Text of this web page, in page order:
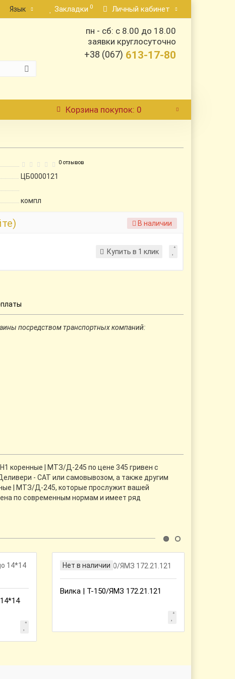
Язык Закладки 0 Личный кабинет
пн - сб: с 8.00 до 18.00
заявки круглосуточно
+38 (067) 613-17-80
Корзинапокупок: 0
0 отзывов
ЦБ0000121
компл
В наличии
Купить в 1 клик
посредством транспортных компаний:
коренные | МТЗ/Д-245 по цене 345 гривен с
- CАТ или самовывозом, а также другим
| МТЗ/Д-245, которые прослужит вашей
по современным нормам и имеет ряд
Нет в наличии
Вилка | Т-150/ЯМЗ 172.21.121